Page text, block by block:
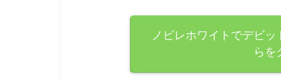
ノビレホワイトでデビ
らを